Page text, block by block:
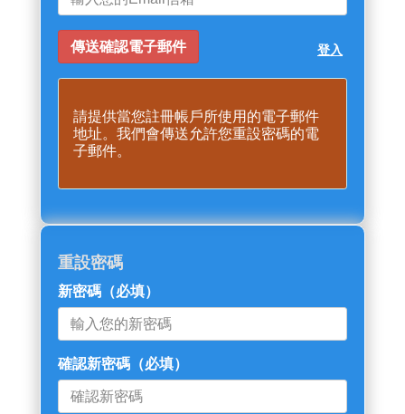
登入
請提供當您註冊帳戶所使用的電子郵件
地址。我們會傳送允許您重設密碼的電
子郵件。
重設密碼
新密碼 （必填）
確認新密碼 （必填）